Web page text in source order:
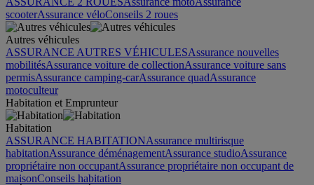
scooterAssurance véloConseils 2 roues
Autres véhicules
ASSURANCE AUTRES VÉHICULESAssurance nouvelles
mobilitésAssurance voiture de collectionAssurance voiture sans
permisAssurance camping-carAssurance quadAssurance
motoculteur
Habitation et Emprunteur
Habitation
ASSURANCE HABITATIONAssurance multirisque
habitationAssurance déménagementAssurance studioAssurance
propriétaire non occupantAssurance propriétaire non occupant de
maisonConseils habitation